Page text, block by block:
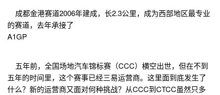
成都金港赛道2006年建成，长2.3公里，成为西部地区最专业
的赛道，去年承接了
A1GP
五年前，全国场地汽车锦标赛（CCC）横空出世，但在不到
五年的时间里，这个赛事已经三易运营商。这里面到底发生了
什么？新的运营商又面对何种挑战？从CCC到CTCC虽然只多